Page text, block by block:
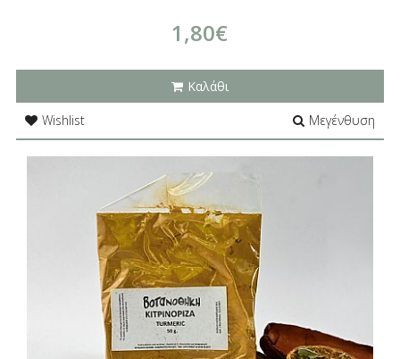
1,80€
Καλάθι
Wishlist
Μεγένθυση